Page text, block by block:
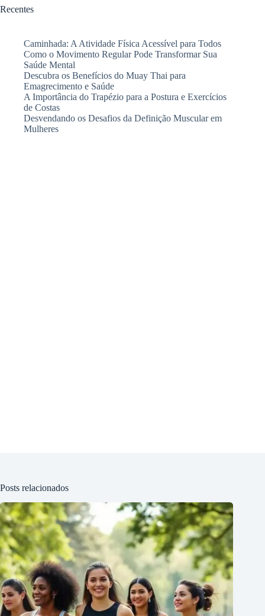
Recentes
Caminhada: A Atividade Física Acessível para Todos
Como o Movimento Regular Pode Transformar Sua
Saúde Mental
Descubra os Benefícios do Muay Thai para
Emagrecimento e Saúde
A Importância do Trapézio para a Postura e Exercícios
de Costas
Desvendando os Desafios da Definição Muscular em
Mulheres
Posts relacionados